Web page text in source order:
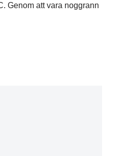
Genom att vara noggrann